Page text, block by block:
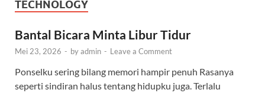
TECHNOLOGY
Bantal Bicara Minta Libur Tidur
Mei 23, 2026 - byadmin - Leave a Comment
Ponselku sering bilang memori hampir penuh Rasanya
seperti sindiran halus tentang hidupku juga. Terlalu